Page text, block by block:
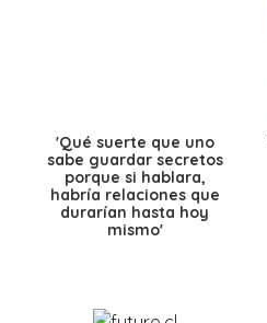
'Qué suerte que uno
sabe guardar secretos
porque si hablara,
habría relaciones que
durarían hasta hoy
mismo'